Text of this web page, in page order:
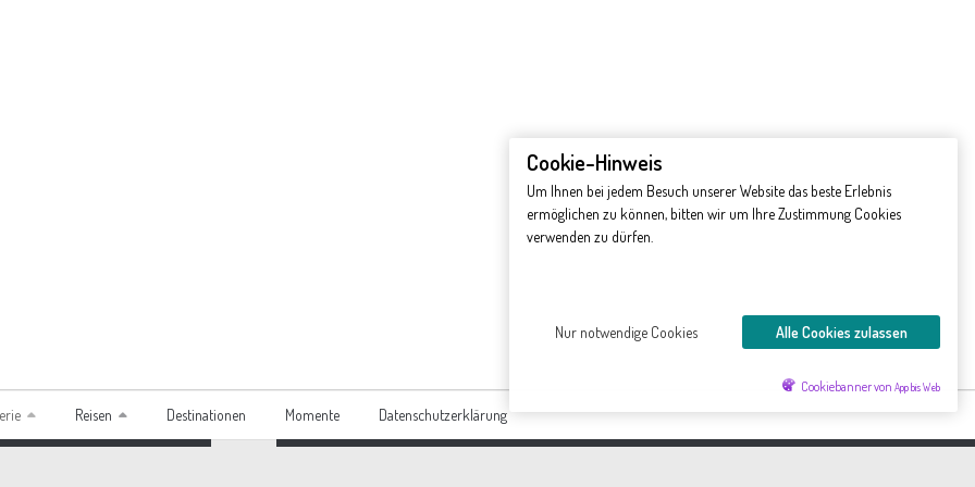
Reisen Destinationen Momente Datenschutzerklärung
Cookie-Hinweis
Um Ihnen bei jedem Besuch unserer Website das beste Erlebnis
ermöglichen zu können, bitten wir um Ihre Zustimmung Cookies
verwenden zu dürfen.
Nur notwendige Cookies Alle Cookies zulassen
Cookiebanner von App bis Web